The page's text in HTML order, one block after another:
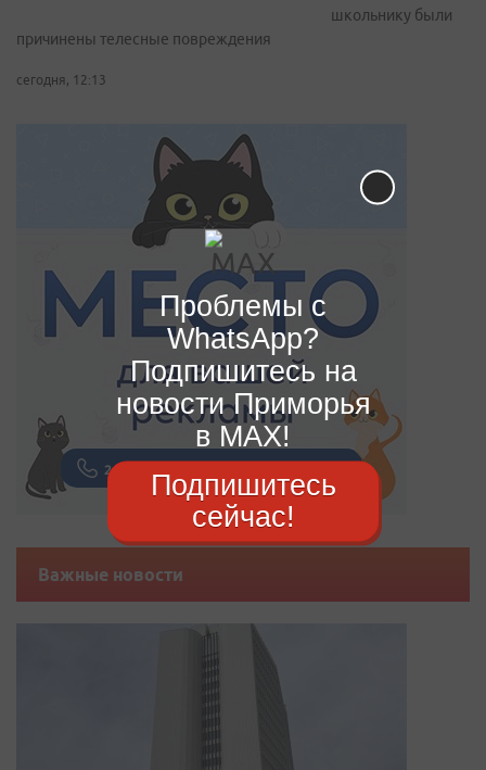
школьнику были
причинены телесные повреждения
сегодня, 12:13
Важные новости
Проблемы с
WhatsApp?
Подпишитесь на
новости Приморья
в MAX!
Подпишитесь
сейчас!